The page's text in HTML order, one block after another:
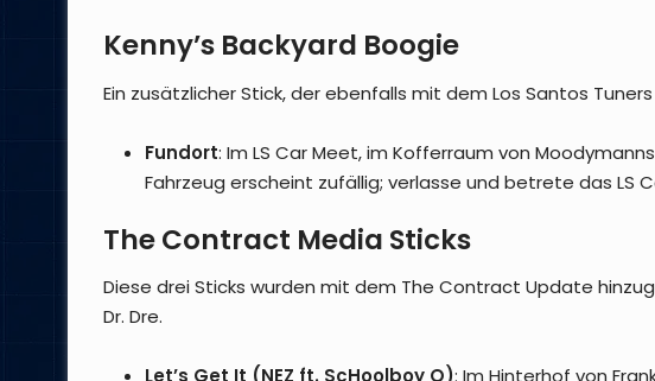
Kenny’s Backyard Boogie
Ein zusätzlicher Stick, der ebenfalls mit dem Los Santos
Fundort: Im LS Car Meet, im Kofferraum von
Fahrzeug erscheint zufällig; verlasse und betrete das LS
The Contract Media Sticks
Diese drei Sticks wurden mit dem The Contract Update
Dr. Dre.
Let’s Get It (NEZ ft. ScHoolboy Q): Im Hinterhof von